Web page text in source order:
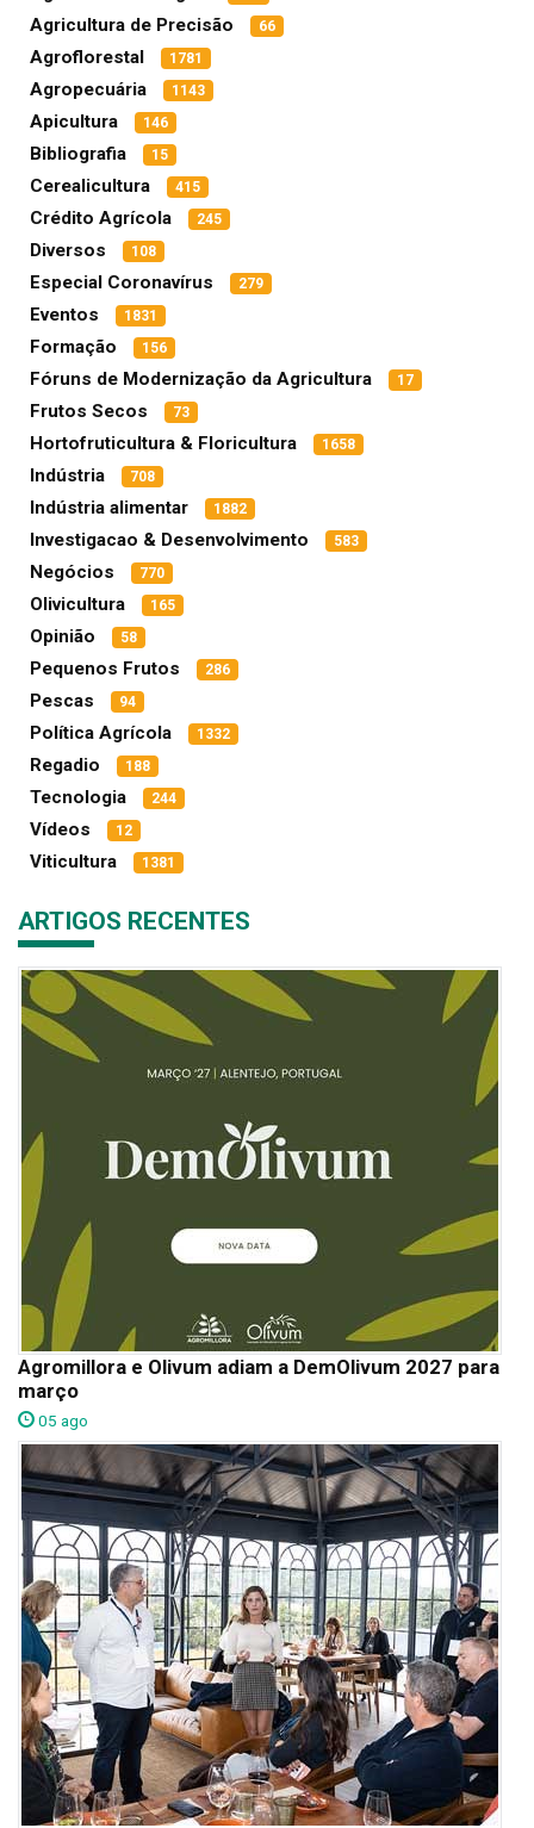
Agricultura de Precisão 66
Agroflorestal 1781
Agropecuária 1143
Apicultura 146
Bibliografia 15
Cerealicultura 415
Crédito Agrícola 245
Diversos 108
Especial Coronavírus 279
Eventos 1831
Formação 156
Fóruns de Modernização da Agricultura 17
Frutos Secos 73
Hortofruticultura & Floricultura 1658
Indústria 708
Indústria alimentar 1882
Investigacao & Desenvolvimento 583
Negócios 770
Olivicultura 165
Opinião 58
Pequenos Frutos 286
Pescas 94
Política Agrícola 1332
Regadio 188
Tecnologia 244
Vídeos 12
Viticultura 1381
ARTIGOS RECENTES
Agromillora e Olivum adiam a DemOlivum 2027 para
março
05 ago